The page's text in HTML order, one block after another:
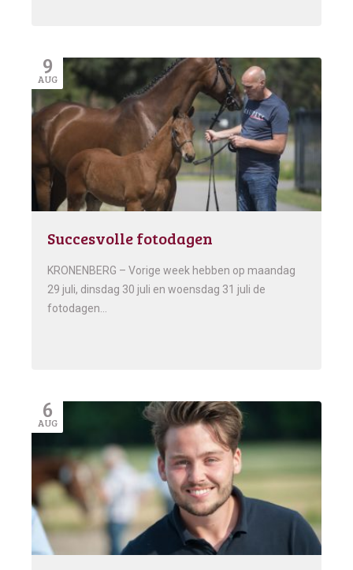
9
AUG
Succesvolle fotodagen
KRONENBERG – Vorige week hebben op maandag
29 juli, dinsdag 30 juli en woensdag 31 juli de
fotodagen…
6
AUG